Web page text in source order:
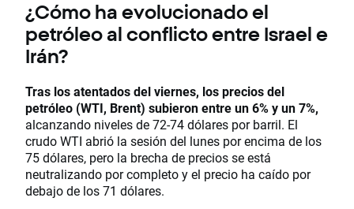
¿Cómo ha evolucionado el
petróleo al conflicto entre Israel e
Irán?
Tras los atentados del viernes, los precios del
petróleo (WTI, Brent) subieron entre un 6% y un 7%,
alcanzando niveles de 72-74 dólares por barril. El
crudo WTI abrió la sesión del lunes por encima de los
75 dólares, pero la brecha de precios se está
neutralizando por completo y el precio ha caído por
debajo de los 71 dólares.